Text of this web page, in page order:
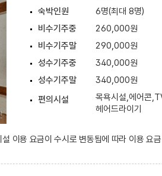
숙박인원
6명(최대 8명)
비수기주중
260,000원
비수기주말
290,000원
성수기주중
340,000원
성수기주말
340,000원
편의시설
목욕시설,에어콘
헤어드라이기
이용 요금이 수시로 변동됨에 따라 이용 요